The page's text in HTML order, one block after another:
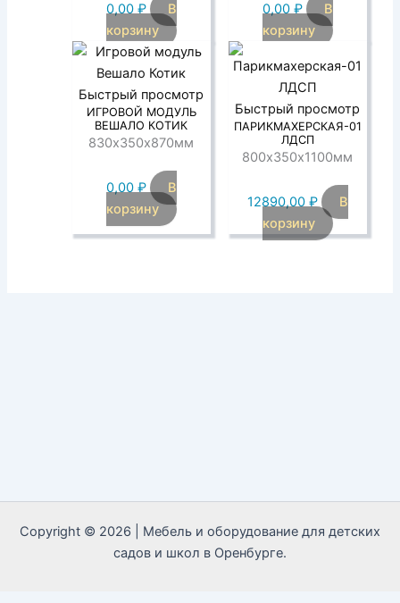
0,00 ₽
В
корзину
0,00 ₽
В
корзину
Быстрый просмотр
ИГРОВОЙ МОДУЛЬ
ВЕШАЛО КОТИК
830х350х870мм
0,00 ₽
В
корзину
Быстрый просмотр
ПАРИКМАХЕРСКАЯ-01
ЛДСП
800х350х1100мм
12890,00 ₽
В
корзину
Copyright © 2026 | Мебель и оборудование для детских
садов и школ в Оренбурге.